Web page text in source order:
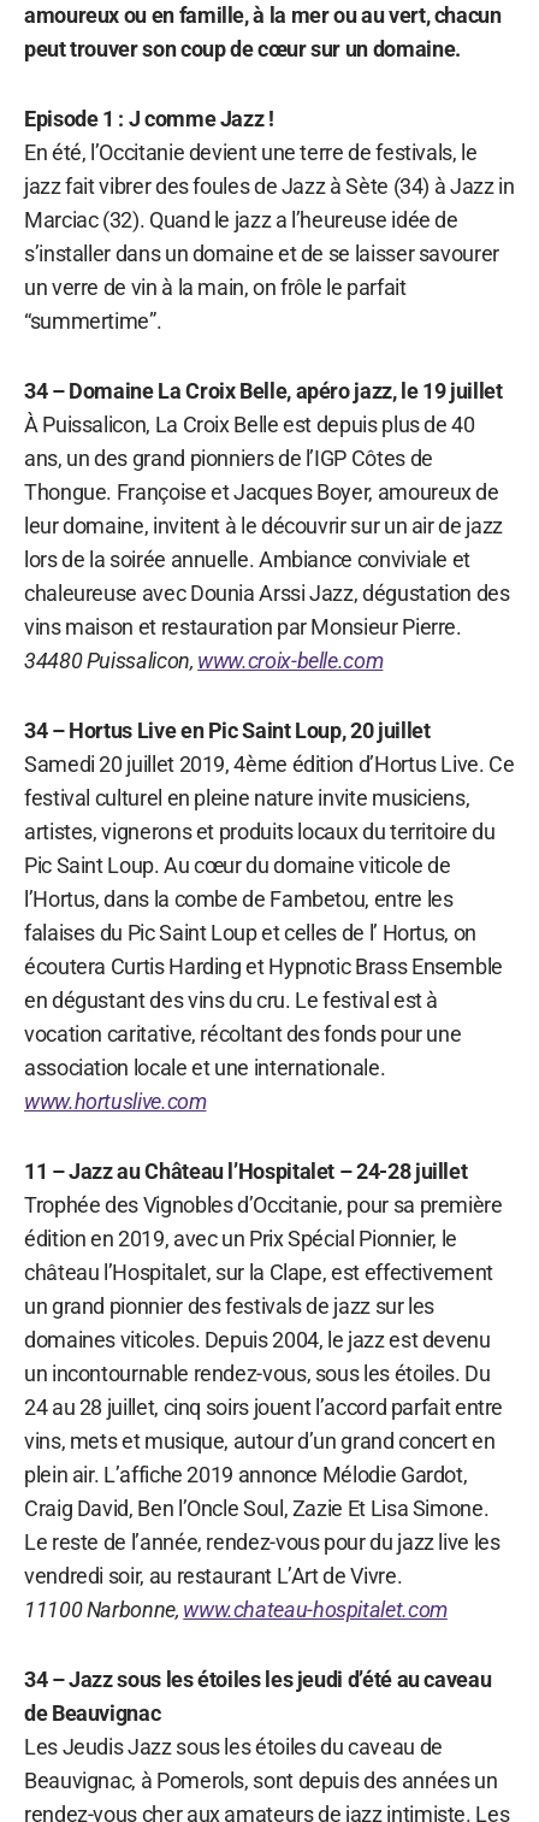
amoureux ou en famille, à la mer ou au vert, chacun
peut trouver son coup de cœur sur un domaine.
Episode 1 : J comme Jazz !
En été, l’Occitanie devient une terre de festivals, le
jazz fait vibrer des foules de Jazz à Sète (34) à Jazz in
Marciac (32). Quand le jazz a l’heureuse idée de
s’installer dans un domaine et de se laisser savourer
un verre de vin à la main, on frôle le parfait
“summertime”.
34 – Domaine La Croix Belle, apéro jazz, le 19 juillet
À Puissalicon, La Croix Belle est depuis plus de 40
ans, un des grand pionniers de l’IGP Côtes de
Thongue. Françoise et Jacques Boyer, amoureux de
leur domaine, invitent à le découvrir sur un air de jazz
lors de la soirée annuelle. Ambiance conviviale et
chaleureuse avec Dounia Arssi Jazz, dégustation des
vins maison et restauration par Monsieur Pierre.
34480 Puissalicon, www.croix-belle.com
34 – Hortus Live en Pic Saint Loup, 20 juillet
Samedi 20 juillet 2019, 4ème édition d’Hortus Live. Ce
festival culturel en pleine nature invite musiciens,
artistes, vignerons et produits locaux du territoire du
Pic Saint Loup. Au cœur du domaine viticole de
l’Hortus, dans la combe de Fambetou, entre les
falaises du Pic Saint Loup et celles de l’ Hortus, on
écoutera Curtis Harding et Hypnotic Brass Ensemble
en dégustant des vins du cru. Le festival est à
vocation caritative, récoltant des fonds pour une
association locale et une internationale.
www.hortuslive.com
11 – Jazz au Château l’Hospitalet – 24-28 juillet
Trophée des Vignobles d’Occitanie, pour sa première
édition en 2019, avec un Prix Spécial Pionnier, le
château l’Hospitalet, sur la Clape, est effectivement
un grand pionnier des festivals de jazz sur les
domaines viticoles. Depuis 2004, le jazz est devenu
un incontournable rendez-vous, sous les étoiles. Du
24 au 28 juillet, cinq soirs jouent l’accord parfait entre
vins, mets et musique, autour d’un grand concert en
plein air. L’affiche 2019 annonce Mélodie Gardot,
Craig David, Ben l’Oncle Soul, Zazie Et Lisa Simone.
Le reste de l’année, rendez-vous pour du jazz live les
vendredi soir, au restaurant L’Art de Vivre.
11100 Narbonne, www.chateau-hospitalet.com
34 – Jazz sous les étoiles les jeudi d’été au caveau
de Beauvignac
Les Jeudis Jazz sous les étoiles du caveau de
Beauvignac, à Pomerols, sont depuis des années un
rendez-vous cher aux amateurs de jazz intimiste. Les